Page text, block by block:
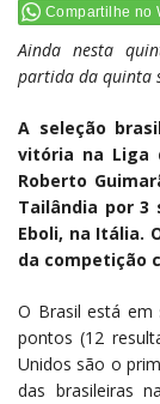
Compartilhe no
Ainda nesta
partida da quinta
A seleção
vitória na Liga
Roberto
Tailândia por 3
Eboli, na Itália.
da competição
O Brasil está em
pontos (12
Unidos são o
das brasileiras